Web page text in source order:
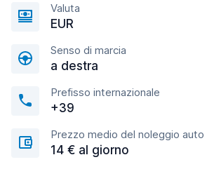
Valuta
EUR
Senso di marcia
a destra
Prefisso internazionale
+39
Prezzo medio del noleggio auto
14 € al giorno